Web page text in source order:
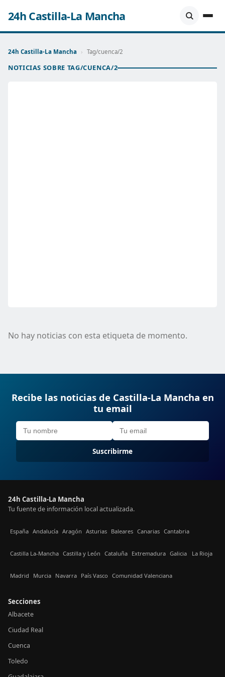
24h Castilla-La Mancha
24h Castilla-La Mancha › Tag/cuenca/2
NOTICIAS SOBRE TAG/CUENCA/2
No hay noticias con esta etiqueta de momento.
Recibe las noticias de Castilla-La Mancha en
tu email
Suscribirme
24h Castilla-La Mancha
Tu fuente de información local actualizada.
España Andalucía Aragón Asturias Baleares Canarias Cantabria
Castilla La-Mancha Castilla y León Cataluña Extremadura Galicia La Rioja
Madrid Murcia Navarra País Vasco Comunidad Valenciana
Secciones
Albacete
Ciudad Real
Cuenca
Toledo